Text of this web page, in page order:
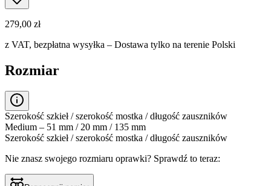
279,00 zł
z VAT, bezpłatna wysyłka – Dostawa tylko na terenie Polski
Rozmiar
Szerokość szkieł / szerokość mostka / długość zauszników
Medium – 51 mm / 20 mm / 135 mm
Szerokość szkieł / szerokość mostka / długość zauszników
Nie znasz swojego rozmiaru oprawki? Sprawdź to teraz: